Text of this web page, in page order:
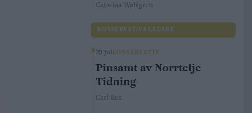
Catarina Wahlgren
KONSERVATIVA LEDARE
29 jul KONSERVATIV
Pinsamt av Norrtelje
Tidning
Carl Eos